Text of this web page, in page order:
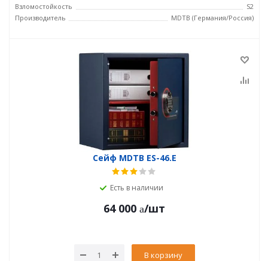
Взломостойкость
S2
Производитель
MDTB (Германия/Россия)
Сейф MDTB ES-46.E
Есть в наличии
64 000 /шт
В корзину